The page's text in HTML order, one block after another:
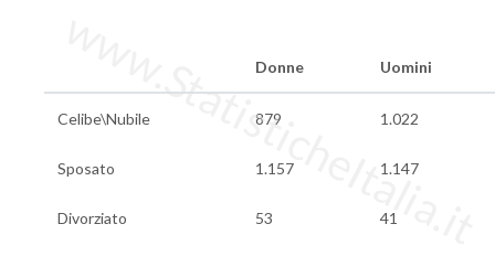
Donne Uomini
Celibe\Nubile 879 1.022
Sposato 1.157 1.147
Divorziato 53 41
www.StatisticheItalia.it